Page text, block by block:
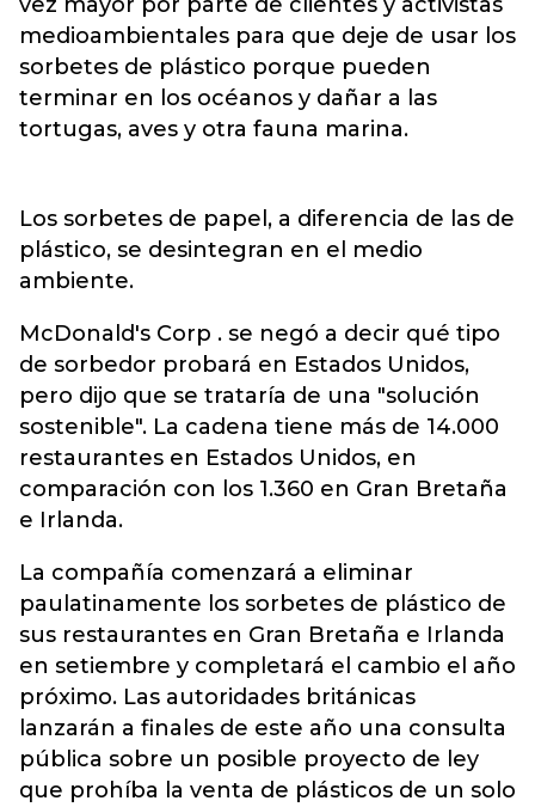
medioambientales para que deje de usar los
sorbetes de plástico porque pueden
terminar en los océanos y dañar a las
tortugas, aves y otra fauna marina.
Los sorbetes de papel, a diferencia de las de
plástico, se desintegran en el medio
ambiente.
McDonald's Corp . se negó a decir qué tipo
de sorbedor probará en Estados Unidos,
pero dijo que se trataría de una "solución
sostenible". La cadena tiene más de 14.000
restaurantes en Estados Unidos, en
comparación con los 1.360 en Gran Bretaña
e Irlanda.
La compañía comenzará a eliminar
paulatinamente los sorbetes de plástico de
sus restaurantes en Gran Bretaña e Irlanda
en setiembre y completará el cambio el año
próximo. Las autoridades británicas
lanzarán a finales de este año una consulta
pública sobre un posible proyecto de ley
que prohíba la venta de plásticos de un solo